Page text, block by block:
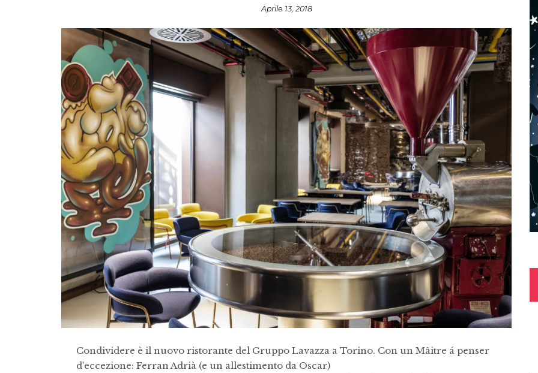
Aprile 13, 2018
Condividere è il nuovo ristorante del Gruppo Lavazza a Torino. Con un Mâitre á penser
d’eccezione: Ferran Adrià (e un allestimento da Oscar)